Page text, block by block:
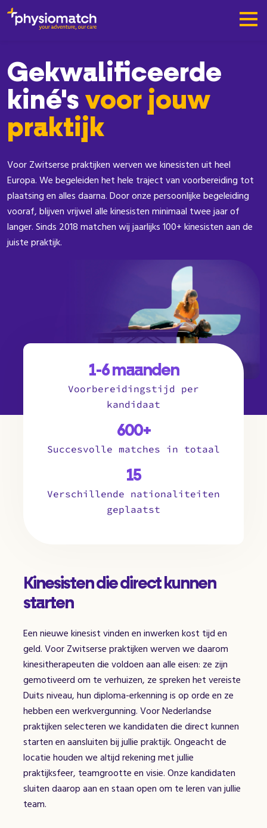
Gekwalificeerde
kiné's voor jouw
praktijk
Voor Zwitserse praktijken werven we kinesisten uit heel
Europa. We begeleiden het hele traject van voorbereiding tot
plaatsing en alles daarna. Door onze persoonlijke begeleiding
vooraf, blijven vrijwel alle kinesisten minimaal twee jaar of
langer. Sinds 2018 matchen wij jaarlijks 100+ kinesisten aan de
juiste praktijk.
1-6 maanden
Voorbereidingstijd per
kandidaat
600+
Succesvolle matches in totaal
15
Verschillende nationaliteiten
geplaatst
Kinesisten die direct kunnen
starten
Een nieuwe kinesist vinden en inwerken kost tijd en
geld. Voor Zwitserse praktijken werven we daarom
kinesitherapeuten die voldoen aan alle eisen: ze zijn
gemotiveerd om te verhuizen, ze spreken het vereiste
Duits niveau, hun diploma-erkenning is op orde en ze
hebben een werkvergunning. Voor Nederlandse
praktijken selecteren we kandidaten die direct kunnen
starten en aansluiten bij jullie praktijk. Ongeacht de
locatie houden we altijd rekening met jullie
praktijksfeer, teamgrootte en visie. Onze kandidaten
sluiten daarop aan en staan open om te leren van jullie
team.